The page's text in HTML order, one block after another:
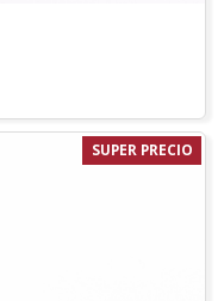
SUPER PRECIO